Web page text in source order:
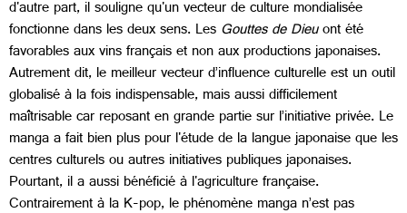
d'autre part, il souligne qu'un vecteur de culture mondialisée
fonctionne dans les deux sens. LesGouttes de Dieuont été
favorables aux vins français et non aux productions japonaises.
Autrement dit, le meilleur vecteur d’influence culturelle est un outil
globalisé à la fois indispensable, mais aussi difficilement
maîtrisable car reposant en grande partie sur l’initiative privée. Le
manga a fait bien plus pour l'étude de la langue japonaise que les
centres culturels ou autres initiatives publiques japonaises.
Pourtant, il a aussi bénéficié à l'agriculture française.
Contrairement à la K-pop, le phénomène manga n’est pas